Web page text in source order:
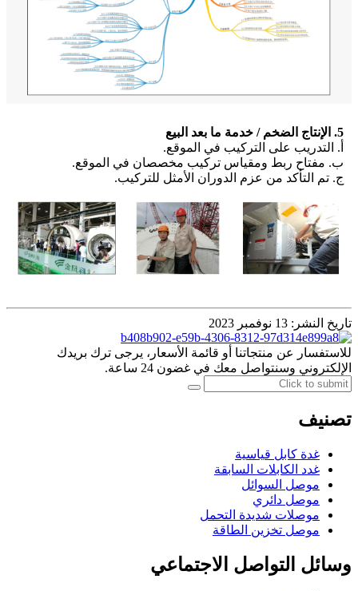
5. الإنتاج الضخم / خدمة ما بعد البيع
أ. التدريب على التركيب في الموقع.
ب. مفتاح ربط ومقياس تركيب مخصصان في الموقع.
ج. تم التأكد من عزم الدوران الأمثل للتركيب.
تاريخ النشر: 13 نوفمبر 2023
للاستفسار عن منتجاتنا أو قائمة الأسعار، يرجى ترك بريدك
الإلكتروني وسنتواصل معك في غضون 24 ساعة.
تصنيف
غدة كابل قياسية
غدد الكابلات السابقة
موصل السوائل
موصل دائري
موصلات شديدة التحمل
موصل تخزين الطاقة
وسائل التواصل الاجتماعي